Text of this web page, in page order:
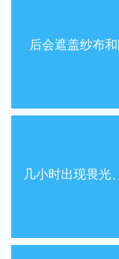
后会遮盖纱布
几小时出现畏光